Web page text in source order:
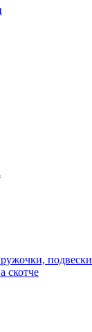
подвески
скотче